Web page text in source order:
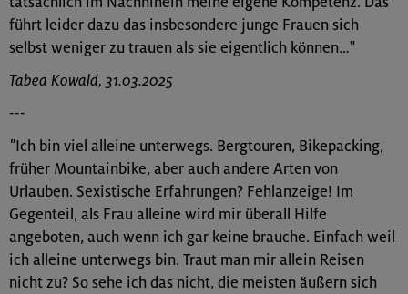
führt leider dazu das insbesondere junge Frauen sich
selbst weniger zu trauen als sie eigentlich können…"
Tabea Kowald, 31.03.2025
---
"Ich bin viel alleine unterwegs. Bergtouren, Bikepacking,
früher Mountainbike, aber auch andere Arten von
Urlauben. Sexistische Erfahrungen? Fehlanzeige! Im
Gegenteil, als Frau alleine wird mir überall Hilfe
angeboten, auch wenn ich gar keine brauche. Einfach weil
ich alleine unterwegs bin. Traut man mir allein Reisen
nicht zu? So sehe ich das nicht, die meisten äußern sich